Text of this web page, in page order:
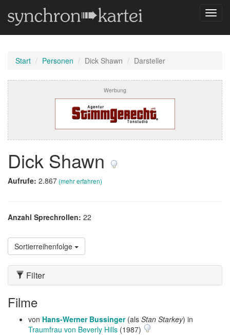
Start Personen Dick Shawn Darsteller
Werbung
Dick Shawn
Aufrufe: 2.867(mehr erfahren)
Anzahl Sprechrollen: 22
Sortierreihenfolge
Filter
Filme
von Hans-Werner Bussinger(als Stan Starkey) in
Traumfrau von Beverly Hills (1987)